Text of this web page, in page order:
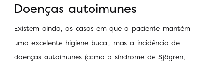
Doenças autoimunes
Existem ainda, os casos em que o paciente mantém
uma excelente higiene bucal, mas a incidência de
doenças autoimunes (como a síndrome de Sjögren,